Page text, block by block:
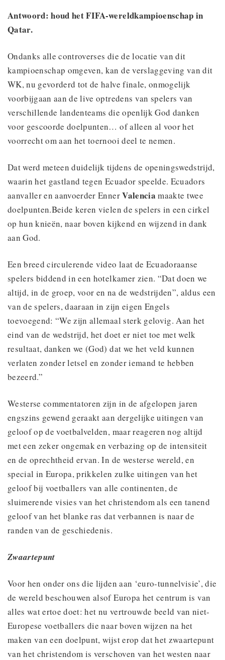
Antwoord: houd het FIFA-wereldkampioenschap in
Qatar.
Ondanks alle controverses die de locatie van dit
kampioenschap omgeven, kan de verslaggeving van dit
WK, nu gevorderd tot de halve finale, onmogelijk
voorbijgaan aan de live optredens van spelers van
verschillende landenteams die openlijk God danken
voor gescoorde doelpunten… of alleen al voor het
voorrecht om aan het toernooi deel te nemen.
Dat werd meteen duidelijk tijdens de openingswedstrijd,
waarin het gastland tegen Ecuador speelde. Ecuadors
aanvaller en aanvoerder EnnerValencia maakte twee
doelpunten.Beide keren vielen de spelers in een cirkel
op hun knieën, naar boven kijkend en wijzend in dank
aan God.
Een breed circulerende video laat de Ecuadoraanse
spelers biddend in een hotelkamer zien. “Dat doen we
altijd, in de groep, voor en na de wedstrijden”, aldus een
van de spelers, daaraan in zijn eigen Engels
toevoegend: “We zijn allemaal sterk gelovig. Aan het
eind van de wedstrijd, het doet er niet toe met welk
resultaat, danken we (God) dat we het veld kunnen
verlaten zonder letsel en zonder iemand te hebben
bezeerd.”
Westerse commentatoren zijn in de afgelopen jaren
engszins gewend geraakt aan dergelijke uitingen van
geloof op de voetbalvelden, maar reageren nog altijd
met een zeker ongemak en verbazing op de intensiteit
en de oprechtheid ervan. In de westerse wereld, en
special in Europa, prikkelen zulke uitingen van het
geloof bij voetballers van alle continenten, de
sluimerende visies van het christendom als een tanend
geloof van het blanke ras dat verbannen is naar de
randen van de geschiedenis.
Zwaartepunt
Voor hen onder ons die lijden aan ‘euro-tunnelvisie’, die
de wereld beschouwen alsof Europa het centrum is van
alles wat ertoe doet: het nu vertrouwde beeld van niet-
Europese voetballers die naar boven wijzen na het
maken van een doelpunt, wijst erop dat het zwaartepunt
van het christendom is verschoven van het westen naar